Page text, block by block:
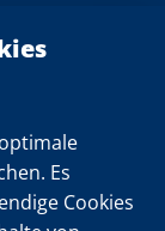
Es
Cookies